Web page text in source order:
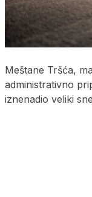
Meštane Tršća,
administrativno
iznenadio veliki